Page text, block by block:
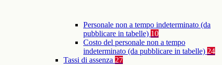
Personale non a tempo indeterminato (da
pubblicare in tabelle) 10
Costo del personale non a tempo
indeterminato (da pubblicare in tabelle) 24
Tassi di assenza 27